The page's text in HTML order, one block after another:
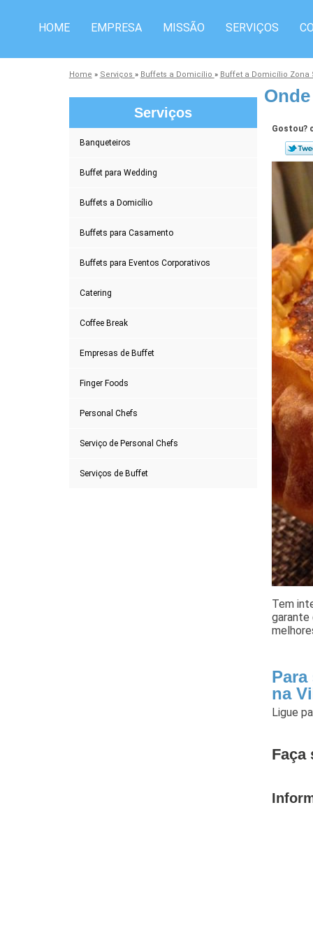
HOME EMPRESA MISSÃO SERVIÇOS
Home » Serviços » Buffets a Domicílio » Buffet a Domicílio Zona
Serviços
Banqueteiros
Buffet para Wedding
Buffets a Domicílio
Buffets para Casamento
Buffets para Eventos Corporativos
Catering
Coffee Break
Empresas de Buffet
Finger Foods
Personal Chefs
Serviço de Personal Chefs
Serviços de Buffet
Gostou?
Tem
garante
na
Ligue
Faça